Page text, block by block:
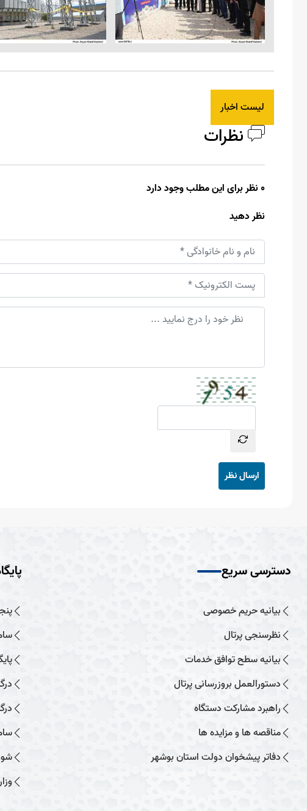
لیست اخبار
نظرات
0 نظر برای این مطلب وجود دارد
نظر دهید
ارسال نظر
دسترسی سریع
بیانیه حریم خصوصی
نظرسنجی پرتال
بیانیه سطح توافق خدمات
دستورالعمل بروزرسانی پرتال
راهبرد مشارکت دستگاه
مناقصه ها و مزایده ها
دفاتر پیشخوان دولت استان بوشهر